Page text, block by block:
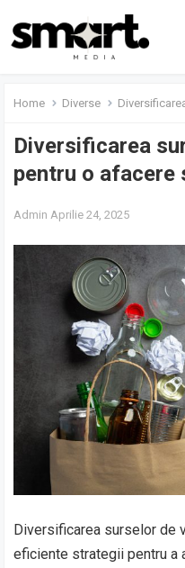
Home Diverse Diversificarea
Diversificarea
pentru o afacere
Admin Aprilie 24, 2025
Diversificarea surselor de
eficiente strategii pentru a